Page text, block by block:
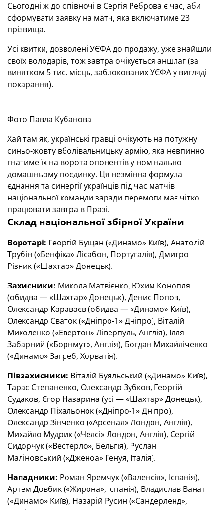
Сьогодні ж до опівночі в Сергія Реброва є час, аби
сформувати заявку на матч, яка включатиме 23
прізвища.
Усі квитки, дозволені УЄФА до продажу, уже знайшли
своїх володарів, тож завтра очікується аншлаг (за
винятком 5 тис. місць, заблокованих УЄФА у вигляді
покарання).
Фото Павла Кубанова
Хай там як, українські гравці очікують на потужну
синьо-жовту вболівальницьку армію, яка невпинно
гнатиме їх на ворота опонентів у номінально
домашньому поєдинку. Ця незмінна формула
єднання та синергії українців під час матчів
національної команди заради перемоги має чітко
працювати завтра в Празі.
Склад національної збірної України
Воротарі: Георгій Бущан («Динамо» Київ), Анатолій
Трубін («Бенфіка» Лісабон, Португалія), Дмитро
Різник («Шахтар» Донецьк).
Захисники: Микола Матвієнко, Юхим Конопля
(обидва — «Шахтар» Донецьк), Денис Попов,
Олександр Караваєв (обидва — «Динамо» Київ),
Олександр Сваток («Дніпро-1» Дніпро), Віталій
Миколенко («Евертон» Ліверпуль, Англія), Ілля
Забарний («Борнмут», Англія), Богдан Михайліченко
(«Динамо» Загреб, Хорватія).
Півзахисники: Віталій Буяльський («Динамо» Київ),
Тарас Степаненко, Олександр Зубков, Георгій
Судаков, Єгор Назарина (усі — «Шахтар» Донецьк),
Олександр Піхальонок («Дніпро-1» Дніпро),
Олександр Зінченко («Арсенал» Лондон, Англія),
Михайло Мудрик («Челсі» Лондон, Англія), Сергій
Сидорчук («Вестерло», Бельгія), Руслан
Маліновський («Дженоа» Генуя, Італія).
Нападники: Роман Яремчук («Валенсія», Іспанія),
Артем Довбик («Жирона», Іспанія), Владислав Ванат
(«Динамо» Київ), Назарій Русин («Сандерленд»,